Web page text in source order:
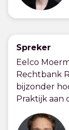
Spreker
Eelco
Rechtbank
bijzonder
Praktijk aan